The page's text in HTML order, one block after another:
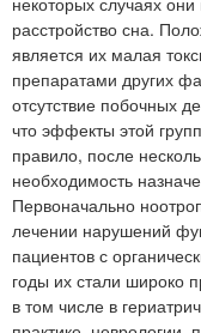
расстройство сна.
является их малая
препаратами других
отсутствие побочных
что эффекты этой
правило, после
необходимость
Первоначально
лечении нарушений
пациентов с
годы их стали широко
в том числе в